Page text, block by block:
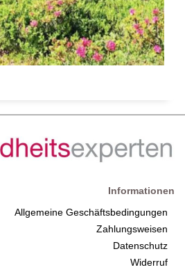
Informationen
Allgemeine Geschäftsbedingungen
Zahlungsweisen
Datenschutz
Widerruf